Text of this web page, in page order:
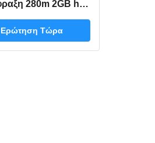
280m 2GB hd-
υγιέστερη
πλήρης-
Ερώτηση Τώρα